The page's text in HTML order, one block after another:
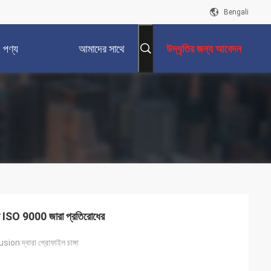
Bengali
পণ্য আমাদের সাথে উদ্ধৃতির জন্য আবেদন
9000 জারা প্রতিরোধের
দ্বারা প্রোফাইল চাঙ্গা